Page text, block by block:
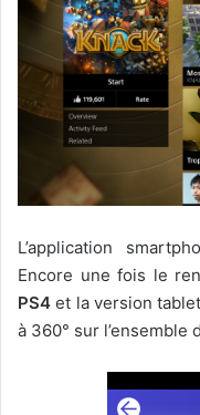
L’application
Encore une fois le
PS4 et la version
à 360° sur l’ensemble